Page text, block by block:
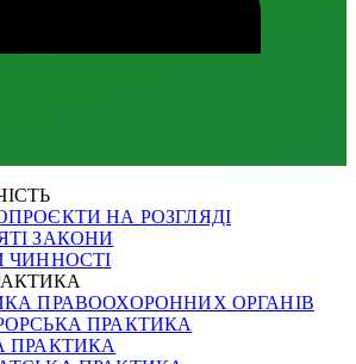
НА РОЗГЛЯДІ
ЗАКОНИ
ЧИННОСТІ
ПРАВООХОРОННИХ ОРГАНІВ
ПРАКТИКА
ПРАКТИКА